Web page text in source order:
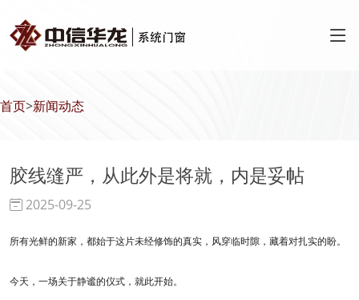
首页>新闻动态
胶线缝严，从此外是将就，内是妥帖
2025-09-25
所有光鲜的新家，都始于这片未经修饰的真实，风穿临时隙，藏着对扎实的盼。
今天，一场关于静谧的仪式，就此开始。